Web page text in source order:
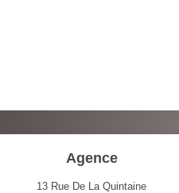
Agence
13 Rue De La Quintaine